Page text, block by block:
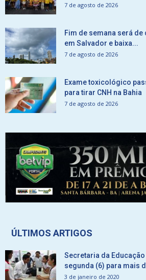
7 de agosto de 2026
Fim de semana será
em Salvador e baixa...
7 de agosto de 2026
Exame toxicológico
para tirar CNH na Bahia
7 de agosto de 2026
ÚLTIMOS ARTIGOS
Secretaria da
segunda (6) para mais
3 de janeiro de 2020